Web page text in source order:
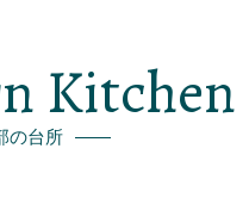
Kitchen
の台所